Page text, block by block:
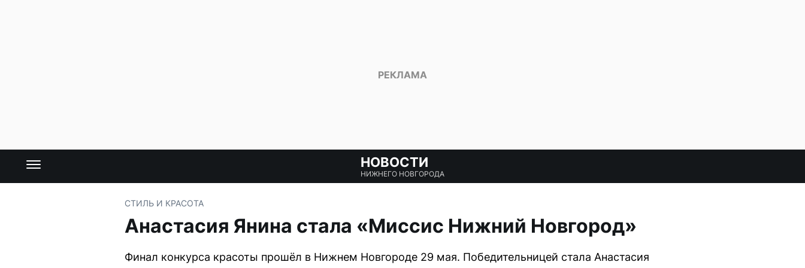
НОВОСТИ
НИЖНЕГО НОВГОРОДА
СТИЛЬ И КРАСОТА
Анастасия Янина стала «Миссис Нижний Новгород»
Финал конкурса красоты прошёл в Нижнем Новгороде 29 мая. Победительницей стала Анастасия